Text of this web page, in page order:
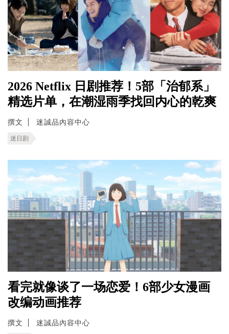
2026 Netflix 日剧推荐！5部「治郁系」
精选片单，在潮湿雨季找回内心的乾爽
撰文 迷誠品內容中心
迷日剧
看完就像谈了一场恋爱！6部少女漫画
改编动画推荐
撰文 迷誠品內容中心